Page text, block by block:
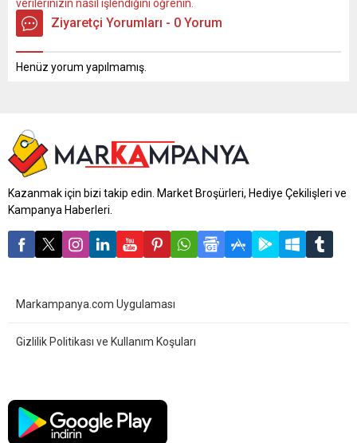
verilerinizin nasıl işlendiğini öğrenin.
Ziyaretçi Yorumları - 0 Yorum
Henüz yorum yapılmamış.
Kazanmak için bizi takip edin. Market Broşürleri, Hediye Çekilişleri ve
Kampanya Haberleri.
Markampanya.com Uygulaması
Gizlilik Politikası ve Kullanım Koşuları